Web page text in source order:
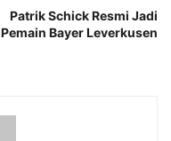
Patrik Schick Resmi Jadi
Pemain Bayer Leverkusen